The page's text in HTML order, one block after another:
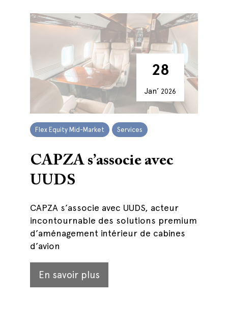
28
Jan’ 2026
Flex Equity Mid-Market Services
CAPZA s’associe avec
UUDS
CAPZA s’associe avec UUDS, acteur
incontournable des solutions premium
d’aménagement intérieur de cabines
d’avion
En savoir plus